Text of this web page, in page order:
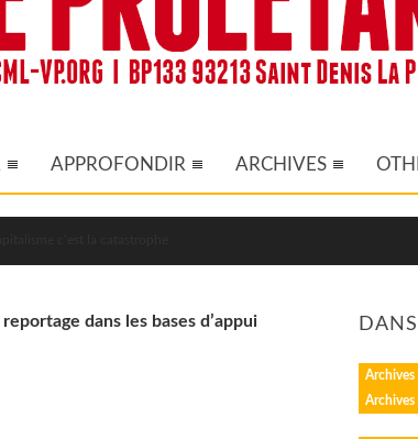
APPROFONDIR ARCHIVES
reportage dans les bases d’appui
Archives
Archives